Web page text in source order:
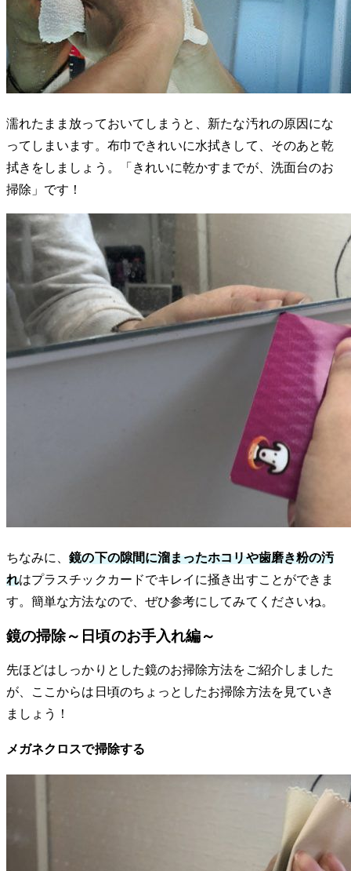
濡れたまま放っておいてしまうと、新たな汚れの原因にな
ってしまいます。布巾できれいに水拭きして、そのあと乾
拭きをしましょう。「きれいに乾かすまでが、洗面台のお
掃除」です！
ちなみに、鏡の下の隙間に溜まったホコリや歯磨き粉の汚
れはプラスチックカードでキレイに掻き出すことができま
す。簡単な方法なので、ぜひ参考にしてみてくださいね。
鏡の掃除～日頃のお手入れ編～
先ほどはしっかりとした鏡のお掃除方法をご紹介しました
が、ここからは日頃のちょっとしたお掃除方法を見ていき
ましょう！
メガネクロスで掃除する